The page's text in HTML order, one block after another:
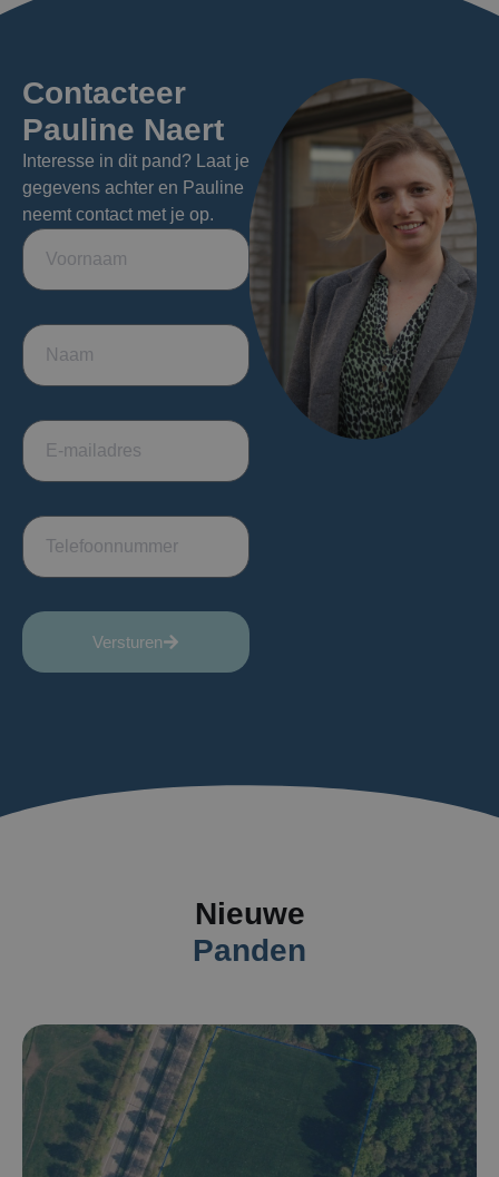
Contacteer
Pauline Naert
Interesse in dit pand? Laat je
gegevens achter en Pauline
neemt contact met je op.
Versturen
Nieuwe
Panden